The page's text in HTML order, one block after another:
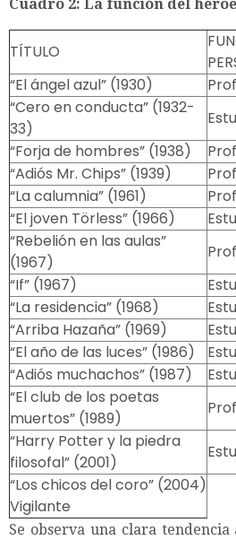
Cuadro 2: La función del héroe
TÍTULO
“El ángel azul” (1930)
“Cero en conducta” (1932-
33)
“Forja de hombres” (1938)
“Adiós Mr. Chips” (1939)
“La calumnia” (1961)
“El joven Törless” (1966)
“Rebelión en las aulas”
(1967)
“If” (1967)
“La residencia” (1968)
“Arriba Hazaña” (1969)
“El año de las luces” (1986)
“Adiós muchachos” (1987)
“El club de los poetas
muertos” (1989)
“Harry Potter y la piedra
filosofal” (2001)
“Los chicos del coro” (2004)
Vigilante
Se observa una clara